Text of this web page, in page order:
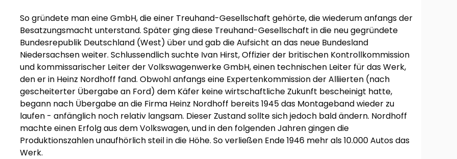
So gründete man eine GmbH, die einer Treuhand-Gesellschaft gehörte, die wiederum anfangs der
Besatzungsmacht unterstand. Später ging diese Treuhand-Gesellschaft in die neu gegründete
Bundesrepublik Deutschland (West) über und gab die Aufsicht an das neue Bundesland
Niedersachsen weiter. Schlussendlich suchte Ivan Hirst, Offizier der britischen Kontrollkommission
und kommissarischer Leiter der Volkswagenwerke GmbH, einen technischen Leiter für das Werk,
den er in Heinz Nordhoff fand. Obwohl anfangs eine Expertenkommission der Alliierten (nach
gescheiterter Übergabe an Ford) dem Käfer keine wirtschaftliche Zukunft bescheinigt hatte,
begann nach Übergabe an die Firma Heinz Nordhoff bereits 1945 das Montageband wieder zu
laufen - anfänglich noch relativ langsam. Dieser Zustand sollte sich jedoch bald ändern. Nordhoff
machte einen Erfolg aus dem Volkswagen, und in den folgenden Jahren gingen die
Produktionszahlen unaufhörlich steil in die Höhe. So verließen Ende 1946 mehr als 10.000 Autos das
Werk.